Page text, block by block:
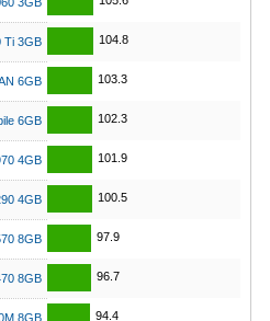
Ti 3GB 104.8
6GB 103.3
6GB 102.3
4GB 101.9
4GB 100.5
8GB 97.9
8GB 96.7
8GB 94.4